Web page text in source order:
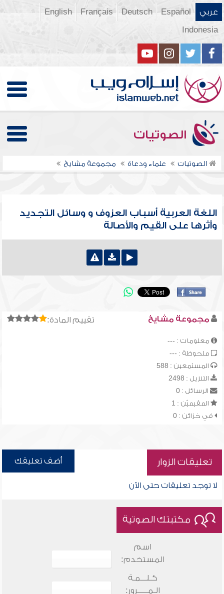
عربي Español
Deutsch
Français
English
Indonesia
الصوتيات
الصوتيات علماء ودعاة مجموعة مشايخ
اللغة العربية أسباب العزوف و وسائل التجديد
وأثرها على القيم والأصالة
تقييم المادة: مجموعة مشايخ
معلومات : ---
ملحوظة : ---
المستمعين : 588
التنزيل : 2498
الرسائل : 0
المقيميّن : 1
في خزائن : 0
تعليقات الزوار أضف تعليقك
لا توجد تعليقات حتى الآن
مكتبتك الصوتية
اسم
المستخدم:
كـلـــمـة
الـمـــــرور: